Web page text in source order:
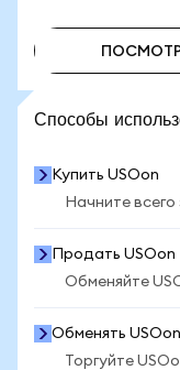
Способы
Купить USOon
Начните
Продать USOon
Обменяйте
Обменять USOon
Торгуйте